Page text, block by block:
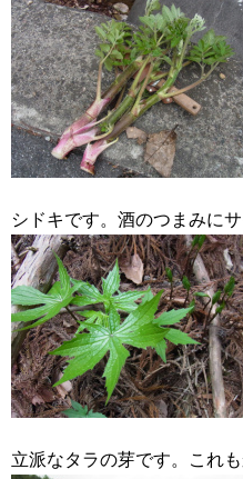
シドキです。酒のつまみにサ
立派なタラの芽です。これ